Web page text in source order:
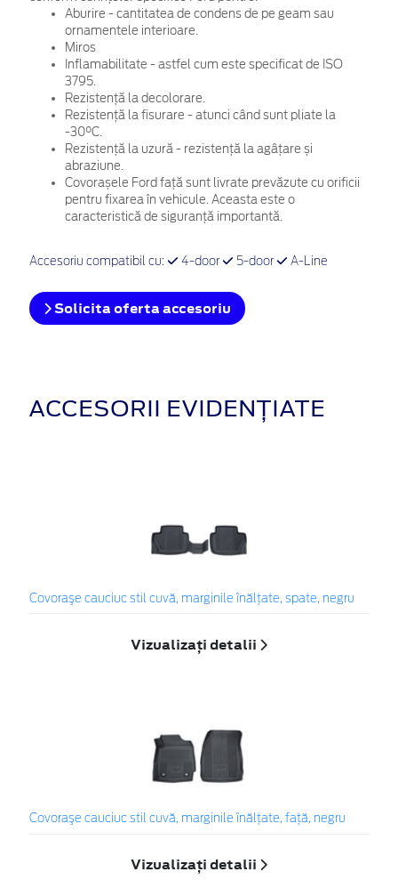
Aburire - cantitatea de condens de pe geam sau
ornamentele interioare.
Miros
Inflamabilitate - astfel cum este specificat de ISO
3795.
Rezistență la decolorare.
Rezistență la fisurare - atunci când sunt pliate la
-30°C.
Rezistență la uzură - rezistență la agâțare și
abraziune.
Covorașele Ford față sunt livrate prevăzute cu orificii
pentru fixarea în vehicule. Aceasta este o
caracteristică de siguranță importantă.
Accesoriu compatibil cu: 4-door 5-door A-Line
Solicita oferta accesoriu
ACCESORII EVIDENȚIATE
Covoraşe cauciuc stil cuvă, marginile înălțate, spate, negru
Vizualizați detalii
Covoraşe cauciuc stil cuvă, marginile înălțate, față, negru
Vizualizați detalii